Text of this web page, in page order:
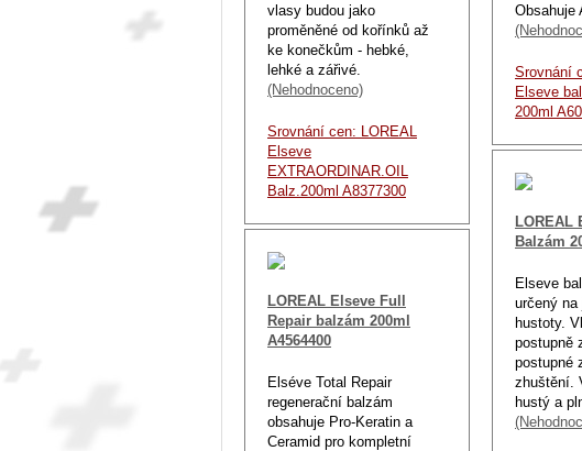
Obsahuje
Srovnání
Elseve
200ml
vlasy budou jako
proměněné od kořínků až
ke konečkům - hebké,
lehké a zářivé.
(Nehodnoceno)
Srovnání cen: LOREAL
Elseve
EXTRAORDINAR.OIL
Balz.200ml A8377300
LOREAL
Balzám
Elseve
určený na
hustoty.
postupně
postupné
zhuštění.
hustý a
LOREAL Elseve Full
Repair balzám 200ml
A4564400
Elséve Total Repair
regenerační balzám
obsahuje Pro-Keratin a
Ceramid pro kompletní